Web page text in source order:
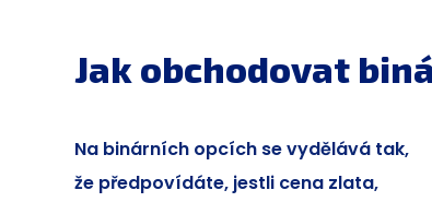
Jak obchodovat
Na binárních opcích se vydělává tak,
že předpovídáte, jestli cena zlata,